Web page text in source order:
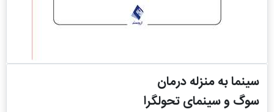
سینما به منزله درمان
سوگ و سینمای تحولگرا